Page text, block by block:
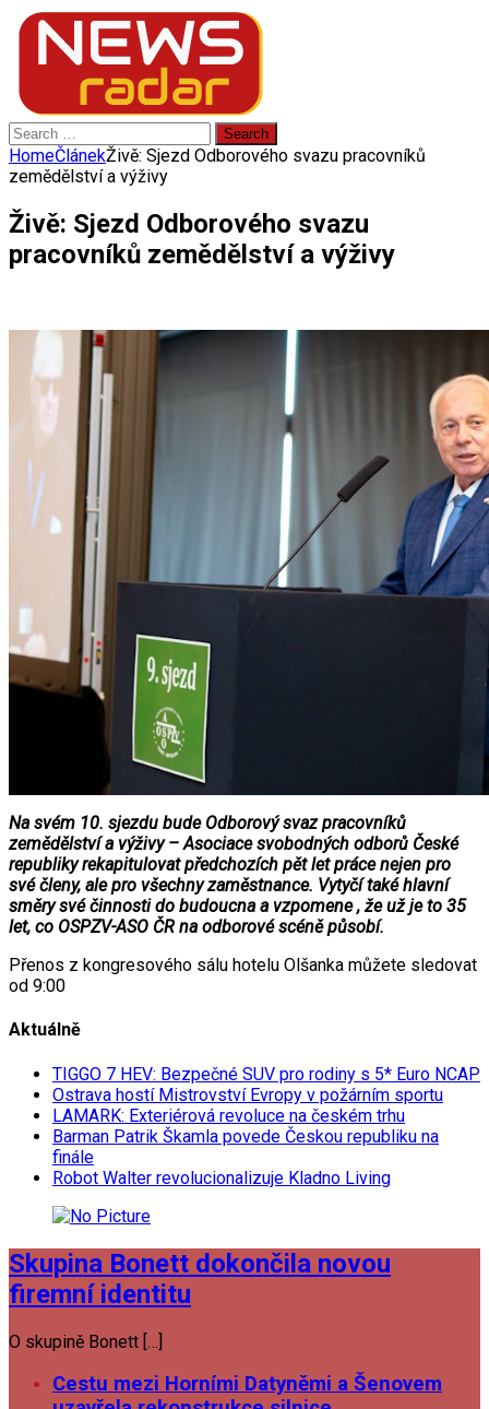
Search
for:
HomeČlánekŽivě: Sjezd Odborového svazu pracovníků
zemědělství a výživy
Živě: Sjezd Odborového svazu
pracovníků zemědělství a výživy
Na svém 10. sjezdu bude Odborový svaz pracovníků
zemědělství a výživy – Asociace svobodných odborů České
republiky rekapitulovat předchozích pět let práce nejen pro
své členy, ale pro všechny zaměstnance. Vytyčí také hlavní
směry své činnosti do budoucna a vzpomene , že už je to 35
let, co OSPZV-ASO ČR na odborové scéně působí.
Přenos z kongresového sálu hotelu Olšanka můžete sledovat
od 9:00
Aktuálně
TIGGO 7 HEV: Bezpečné SUV pro rodiny s 5* Euro NCAP
Ostrava hostí Mistrovství Evropy v požárním sportu
LAMARK: Exteriérová revoluce na českém trhu
Barman Patrik Škamla povede Českou republiku na
finále
Robot Walter revolucionalizuje Kladno Living
Skupina Bonett dokončila novou
firemní identitu
O skupině Bonett […]
Cestu mezi Horními Datyněmi a Šenovem